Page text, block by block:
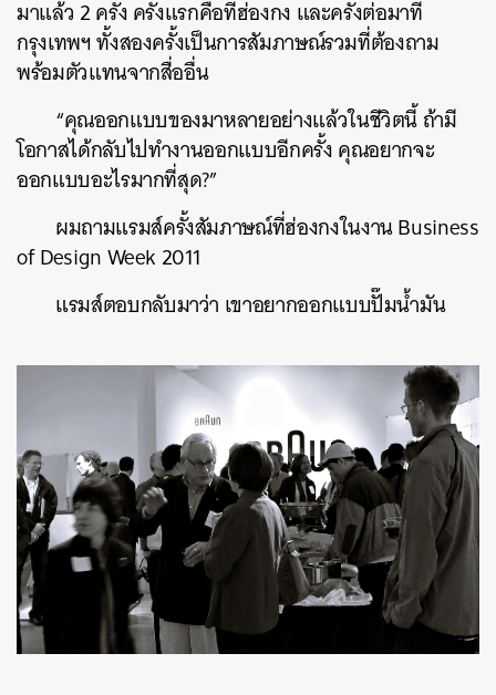
มาแล้ว 2 ครั้ง ครั้งแรกคือที่ฮ่องกง และครั้งต่อมาที่
กรุงเทพฯ ทั้งสองครั้งเป็นการสัมภาษณ์รวมที่ต้องถาม
พร้อมตัวแทนจากสื่ออื่น
“คุณออกแบบของมาหลายอย่างแล้วในชีวิตนี้ ถ้ามี
โอกาสได้กลับไปทำงานออกแบบอีกครั้ง คุณอยากจะ
ออกแบบอะไรมากที่สุด?”
ผมถามแรมส์ครั้งสัมภาษณ์ที่ฮ่องกงในงาน Business
of Design Week 2011
แรมส์ตอบกลับมาว่า เขาอยากออกแบบปั๊มน้ำมัน